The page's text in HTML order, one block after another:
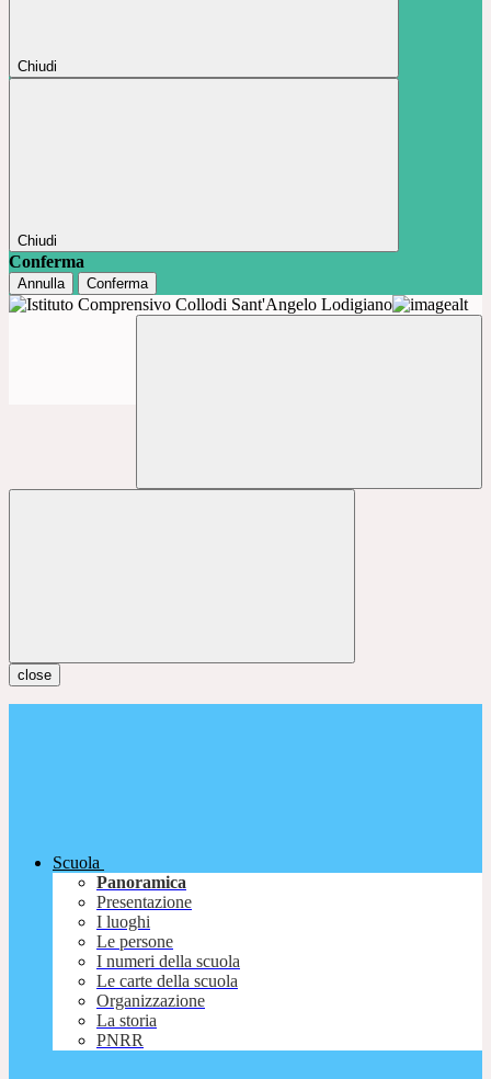
Chiudi
Chiudi
Conferma
Annulla Conferma
close
Scuola
Panoramica
Presentazione
I luoghi
Le persone
I numeri della scuola
Le carte della scuola
Organizzazione
La storia
PNRR